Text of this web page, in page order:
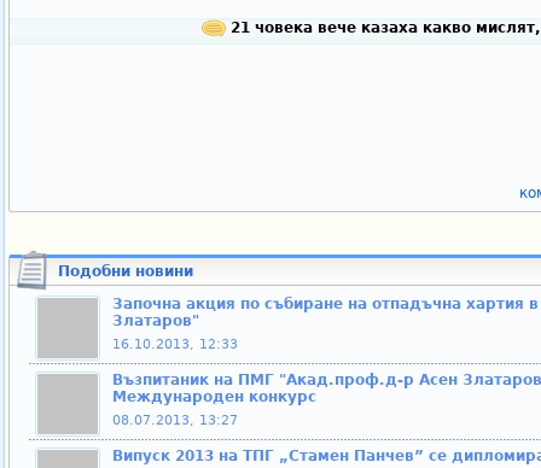
21 човека вече казаха какво
Подобни новини
Започна акция по събиране на отпадъчна
Златаров"
16.10.2013, 12:33
Възпитаник на ПМГ "Акад.проф.д-р Асен
Международен конкурс
08.07.2013, 13:27
Випуск 2013 на ТПГ „Стамен Панчев” се